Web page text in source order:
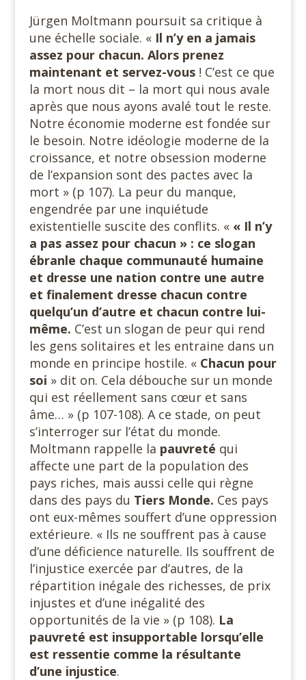
Jürgen Moltmann poursuit sa critique à
une échelle sociale. « Il n’y en a jamais
assez pour chacun. Alors prenez
maintenant et servez-vous ! C’est ce que
la mort nous dit – la mort qui nous avale
après que nous ayons avalé tout le reste.
Notre économie moderne est fondée sur
le besoin. Notre idéologie moderne de la
croissance, et notre obsession moderne
de l’expansion sont des pactes avec la
mort » (p 107). La peur du manque,
engendrée par une inquiétude
existentielle suscite des conflits. « « Il n’y
a pas assez pour chacun » : ce slogan
ébranle chaque communauté humaine
et dresse une nation contre une autre
et finalement dresse chacun contre
quelqu’un d’autre et chacun contre lui-
même. C’est un slogan de peur qui rend
les gens solitaires et les entraine dans un
monde en principe hostile. « Chacun pour
soi » dit on. Cela débouche sur un monde
qui est réellement sans cœur et sans
âme… » (p 107-108). A ce stade, on peut
s’interroger sur l’état du monde.
Moltmann rappelle la pauvreté qui
affecte une part de la population des
pays riches, mais aussi celle qui règne
dans des pays du Tiers Monde. Ces pays
ont eux-mêmes souffert d’une oppression
extérieure. « Ils ne souffrent pas à cause
d’une déficience naturelle. Ils souffrent de
l’injustice exercée par d’autres, de la
répartition inégale des richesses, de prix
injustes et d’une inégalité des
opportunités de la vie » (p 108). La
pauvreté est insupportable lorsqu’elle
est ressentie comme la résultante
d’une injustice.